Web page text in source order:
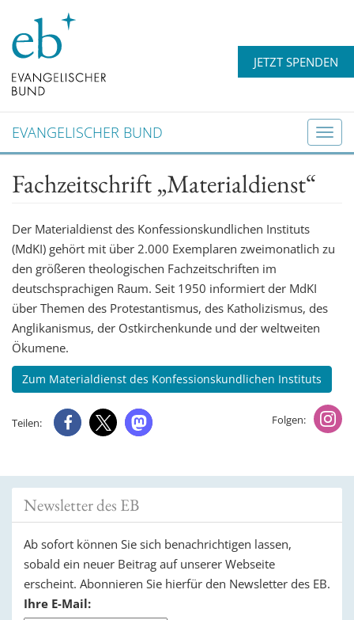
JETZT SPENDEN
T
o
n
i
i
o
n
EVANGELISCHER BUND
Fachzeitschrift „Materialdienst“
Der Materialdienst des Konfessionskundlichen Instituts
(MdKI) gehört mit über 2.000 Exemplaren zweimonatlich zu
den größeren theologischen Fachzeitschriften im
deutschsprachigen Raum. Seit 1950 informiert der MdKI
über Themen des Protestantismus, des Katholizismus, des
Anglikanismus, der Ostkirchenkunde und der weltweiten
Ökumene.
Zum Materialdienst des Konfessionskundlichen Instituts
Teilen: Folgen:
Newsletter des EB
Ab sofort können Sie sich benachrichtigen lassen,
sobald ein neuer Beitrag auf unserer Webseite
erscheint. Abonnieren Sie hierfür den Newsletter des EB.
Ihre E-Mail: